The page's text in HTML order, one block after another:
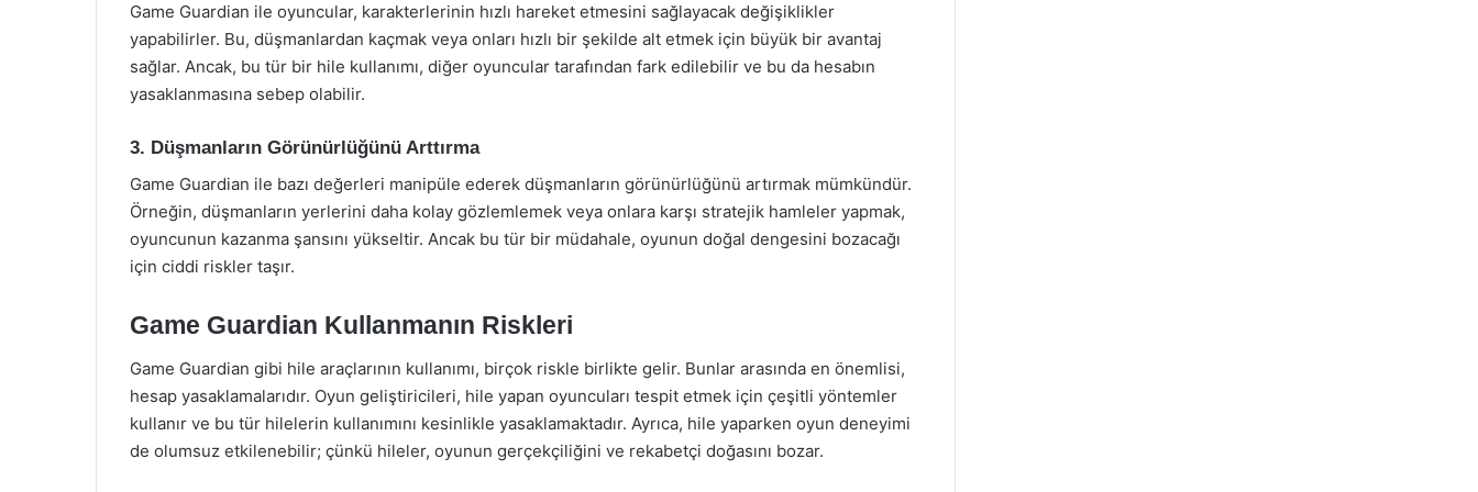
Game Guardian ile oyuncular, karakterlerinin hızlı hareket etmesini sağlayacak değişiklikler
yapabilirler. Bu, düşmanlardan kaçmak veya onları hızlı bir şekilde alt etmek için büyük bir avantaj
sağlar. Ancak, bu tür bir hile kullanımı, diğer oyuncular tarafından fark edilebilir ve bu da hesabın
yasaklanmasına sebep olabilir.
3. Düşmanların Görünürlüğünü Arttırma
Game Guardian ile bazı değerleri manipüle ederek düşmanların görünürlüğünü artırmak mümkündür.
Örneğin, düşmanların yerlerini daha kolay gözlemlemek veya onlara karşı stratejik hamleler yapmak,
oyuncunun kazanma şansını yükseltir. Ancak bu tür bir müdahale, oyunun doğal dengesini bozacağı
için ciddi riskler taşır.
Game Guardian Kullanmanın Riskleri
Game Guardian gibi hile araçlarının kullanımı, birçok riskle birlikte gelir. Bunlar arasında en önemlisi,
hesap yasaklamalarıdır. Oyun geliştiricileri, hile yapan oyuncuları tespit etmek için çeşitli yöntemler
kullanır ve bu tür hilelerin kullanımını kesinlikle yasaklamaktadır. Ayrıca, hile yaparken oyun deneyimi
de olumsuz etkilenebilir; çünkü hileler, oyunun gerçekçiliğini ve rekabetçi doğasını bozar.